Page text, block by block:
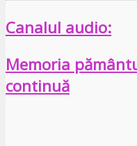
Canalul audio:
Memoria
continuă